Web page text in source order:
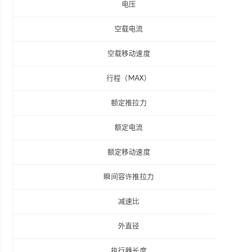
电压
空载电流
空载移动速度
行程（MAX）
额定推拉力
额定电流
额定移动速度
瞬间容许推拉力
减速比
外直径